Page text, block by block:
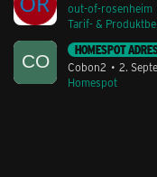
out-of-rosenheim
Tarif- &
HOMESPOT
Cobon2
2.
Homespot